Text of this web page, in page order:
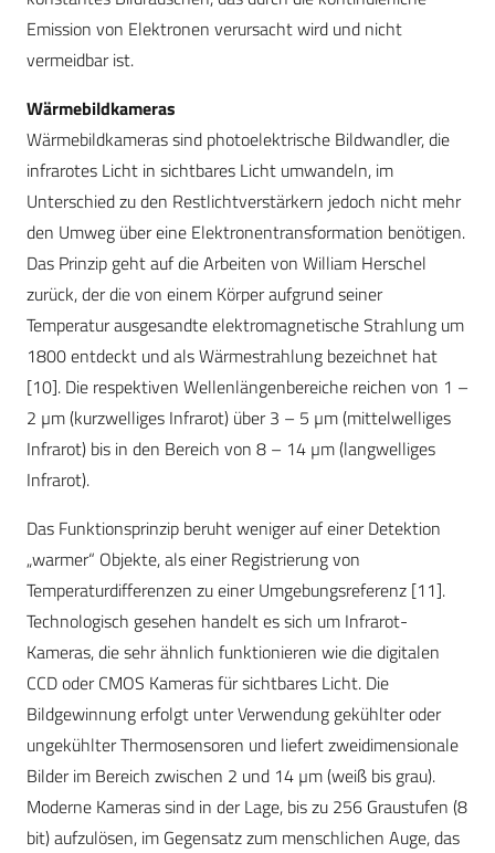
Emission von Elektronen verursacht wird und nicht
vermeidbar ist.
Wärmebildkameras
Wärmebildkameras sind photoelektrische Bildwandler, die
infrarotes Licht in sichtbares Licht umwandeln, im
Unterschied zu den Restlichtverstärkern jedoch nicht mehr
den Umweg über eine Elektronentransformation benötigen.
Das Prinzip geht auf die Arbeiten von William Herschel
zurück, der die von einem Körper aufgrund seiner
Temperatur ausgesandte elektromagnetische Strahlung um
1800 entdeckt und als Wärmestrahlung bezeichnet hat
[10]. Die respektiven Wellenlängenbereiche reichen von 1 –
2 µm (kurzwelliges Infrarot) über 3 – 5 µm (mittelwelliges
Infrarot) bis in den Bereich von 8 – 14 µm (langwelliges
Infrarot).
Das Funktionsprinzip beruht weniger auf einer Detektion
„warmer“ Objekte, als einer Registrierung von
Temperaturdifferenzen zu einer Umgebungsreferenz [11].
Technologisch gesehen handelt es sich um Infrarot-
Kameras, die sehr ähnlich funktionieren wie die digitalen
CCD oder CMOS Kameras für sichtbares Licht. Die
Bildgewinnung erfolgt unter Verwendung gekühlter oder
ungekühlter Thermosensoren und liefert zweidimensionale
Bilder im Bereich zwischen 2 und 14 µm (weiß bis grau).
Moderne Kameras sind in der Lage, bis zu 256 Graustufen (8
bit) aufzulösen, im Gegensatz zum menschlichen Auge, das